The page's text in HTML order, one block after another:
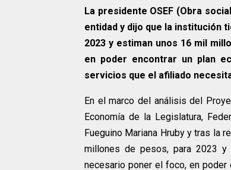
La presidente OSEF (Obra
entidad y dijo que la institución
2023 y estiman unos 16 mil
en poder encontrar un plan
servicios que el afiliado
En el marco del análisis del
Economía de la Legislatura,
Fueguino Mariana Hruby y tras la
millones de pesos, para 2023
necesario poner el foco, en poder